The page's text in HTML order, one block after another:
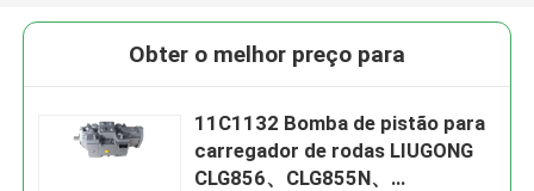
Obter o melhor preço para
11C1132 Bomba de pistão para
carregador de rodas LIUGONG
CLG856、CLG855N、